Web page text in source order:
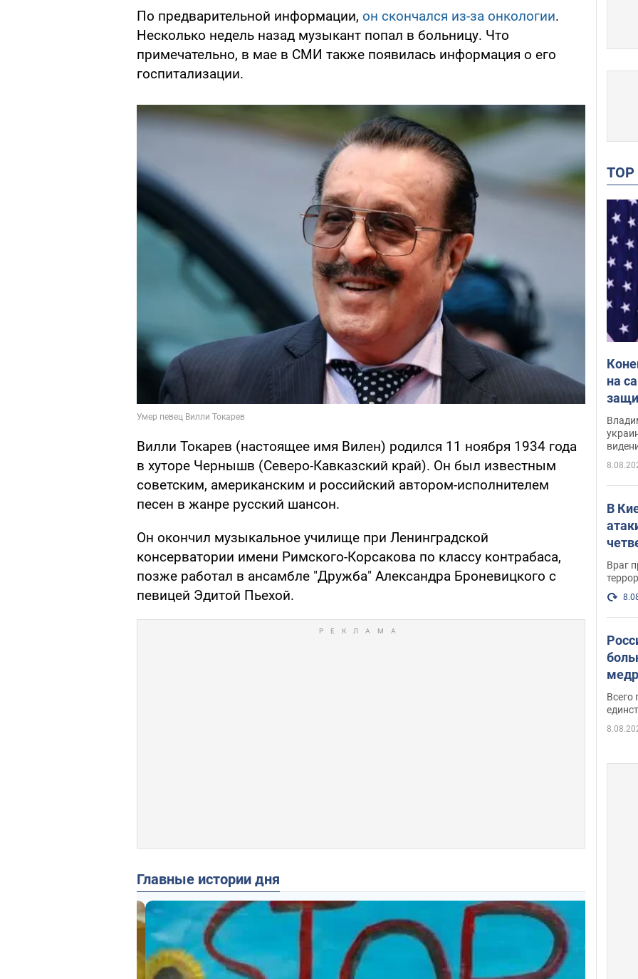
По предварительной информации, он скончался из-за онкологии.
Несколько недель назад музыкант попал в больницу. Что
примечательно, в мае в СМИ также появилась информация о его
госпитализации.
Вилли Токарев (настоящее имя Вилен) родился 11 ноября 1934 года
в хуторе Чернышв (Северо-Кавказский край). Он был известным
советским, американским и российский автором-исполнителем
песен в жанре русский шансон.
Он окончил музыкальное училище при Ленинградской
консерватории имени Римского-Корсакова по классу контрабаса,
позже работал в ансамбле "Дружба" Александра Броневицкого с
певицей Эдитой Пьехой.
Главные истории дня
на
В
Враг
Всего